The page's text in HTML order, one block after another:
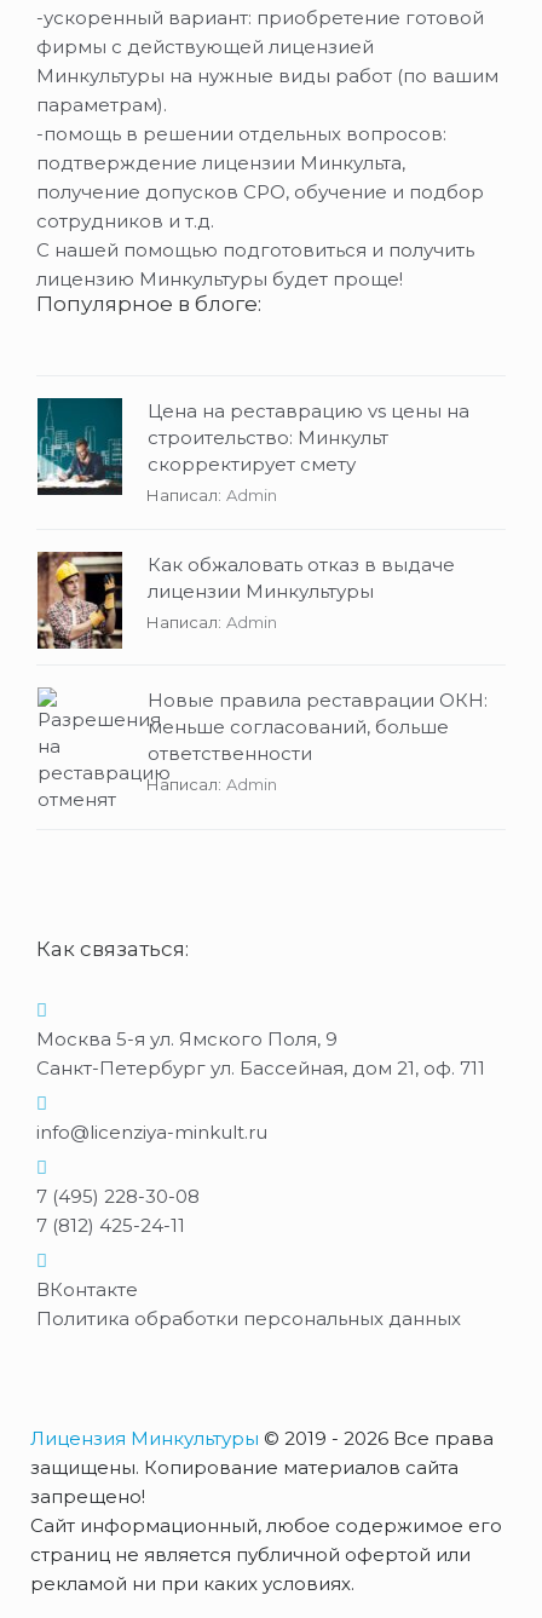
-ускоренный вариант: приобретение готовой
фирмы с действующей лицензией
Минкультуры на нужные виды работ (по вашим
параметрам).
-помощь в решении отдельных вопросов:
подтверждение лицензии Минкульта,
получение допусков СРО, обучение и подбор
сотрудников и т.д.
С нашей помощью подготовиться и получить
лицензию Минкультуры будет проще!
Популярное в блоге:
Цена на реставрацию vs цены на
строительство: Минкульт
скорректирует смету
Написал: Admin
Как обжаловать отказ в выдаче
лицензии Минкультуры
Написал: Admin
Новые правила реставрации ОКН:
меньше согласований, больше
ответственности
Написал: Admin
Как связаться:
Москва 5-я ул. Ямского Поля, 9
Санкт-Петербург ул. Бассейная, дом 21, оф. 711
info@licenziya-minkult.ru
7 (495) 228-30-08
7 (812) 425-24-11
ВКонтакте
Политика обработки персональных данных
Лицензия Минкультуры © 2019 - 2026 Все права
защищены. Копирование материалов сайта
запрещено!
Сайт информационный, любое содержимое его
страниц не является публичной офертой или
рекламой ни при каких условиях.